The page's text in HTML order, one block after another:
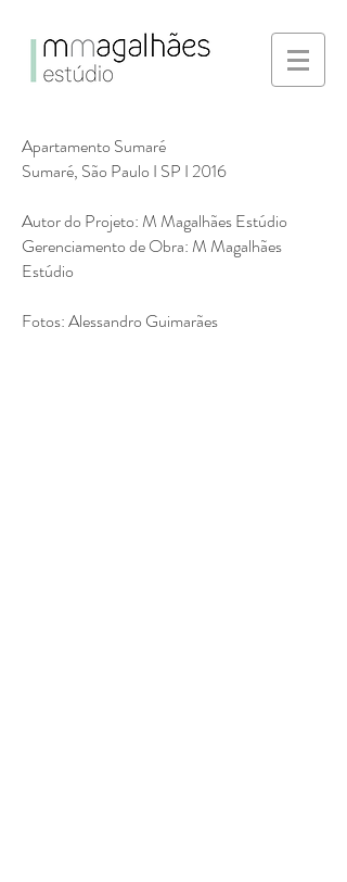
Apartamento Sumaré
Sumaré, São Paulo I SP I 2016
Autor do Projeto: M Magalhães Estúdio
Gerenciamento de Obra: M Magalhães
Estúdio
Fotos: Alessandro Guimarães